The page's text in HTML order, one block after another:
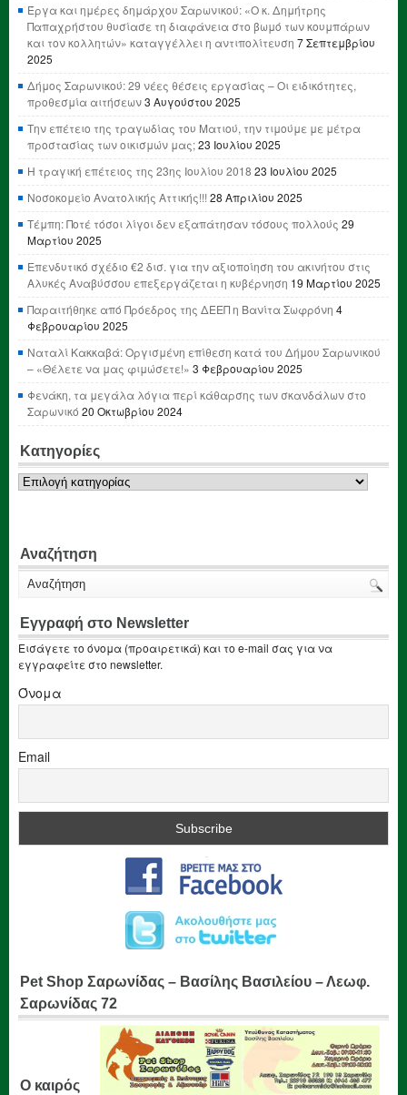
Έργα και ημέρες δημάρχου Σαρωνικού: «Ο κ. Δημήτρης
Παπαχρήστου θυσίασε τη διαφάνεια στο βωμό των κουμπάρων
και τον κολλητών» καταγγέλλει η αντιπολίτευση 7 Σεπτεμβρίου
2025
Δήμος Σαρωνικού: 29 νέες θέσεις εργασίας – Οι ειδικότητες,
προθεσμία αιτήσεων3 Αυγούστου 2025
Την επέτειο της τραγωδίας του Ματιού, την τιμούμε με μέτρα
προστασίας των οικισμών μας;23 Ιουλίου 2025
Η τραγική επέτειος της 23ης Ιουλίου 2018 23 Ιουλίου 2025
Νοσοκομείο Ανατολικής Αττικής!!! 28 Απριλίου 2025
Τέμπη: Ποτέ τόσοι λίγοι δεν εξαπάτησαν τόσους πολλούς 29
Μαρτίου 2025
Επενδυτικό σχέδιο €2 δισ. για την αξιοποίηση του ακινήτου στις
Αλυκές Αναβύσσου επεξεργάζεται η κυβέρνηση 19 Μαρτίου 2025
Παραιτήθηκε από Πρόεδρος της ΔΕΕΠ η Βανίτα Σωφρόνη 4
Φεβρουαρίου 2025
Ναταλί Κακκαβά: Οργισμένη επίθεση κατά του Δήμου Σαρωνικού
– «Θέλετε να μας φιμώσετε!» 3 Φεβρουαρίου 2025
Φενάκη, τα μεγάλα λόγια περί κάθαρσης των σκανδάλων στο
Σαρωνικό 20 Οκτωβρίου 2024
Κατηγορίες
Κατηγορίες
Αναζήτηση
Εγγραφή στο Newsletter
Εισάγετε το όνομα (προαιρετικά) και το e-mail σας για να
εγγραφείτε στο newsletter.
Όνομα
Email
Pet Shop Σαρωνίδας – Βασίλης Βασιλείου – Λεωφ.
Σαρωνίδας 72
Ο καιρός